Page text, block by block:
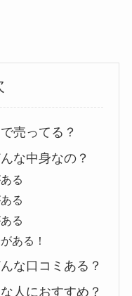
売ってる？
な中身なの？
る
る
る
ある！
な口コミある？
人におすすめ？